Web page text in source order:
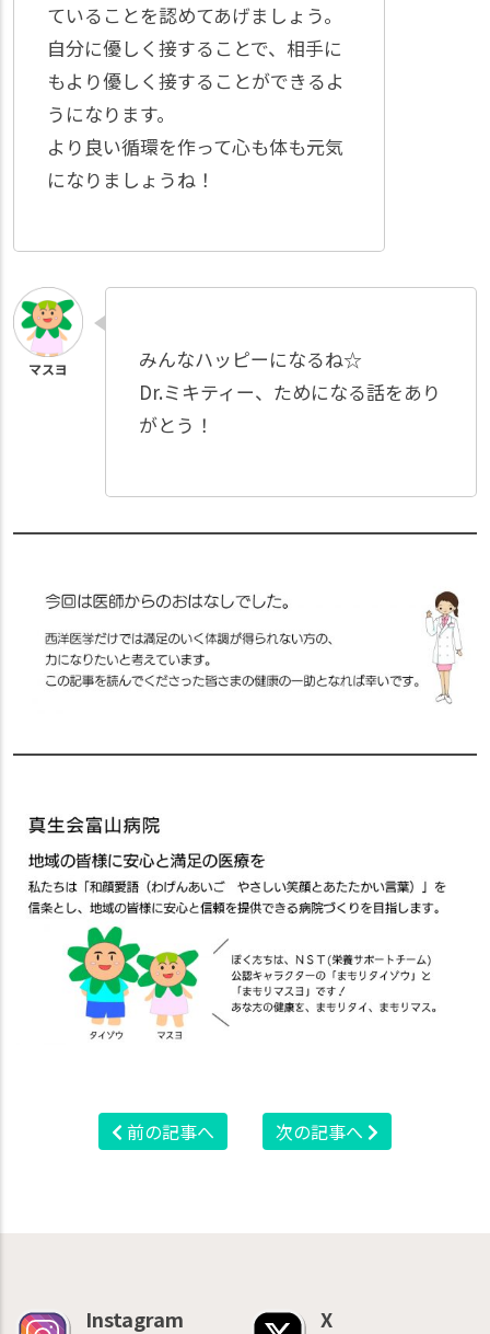
ていることを認めてあげましょう。
自分に優しく接することで、相手に
もより優しく接することができるよ
うになります。
より良い循環を作って心も体も元気
になりましょうね！
みんなハッピーになるね☆
Dr.ミキティー、ためになる話をあり
がとう！
前の記事へ 次の記事へ
Instagram X